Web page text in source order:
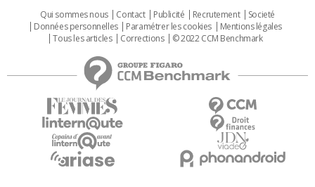
Qui sommes nous Contact Publicité Recrutement
Societé
Données personnelles
Paramétrer les cookies
Mentions légales
Tous les articles
Corrections © 2022 CCM Benchmark